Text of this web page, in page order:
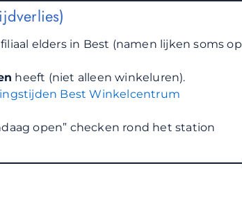
elders in Best (namen lijken soms op
heeft (niet alleen winkeluren).
Best Winkelcentrum
open” checken rond het station